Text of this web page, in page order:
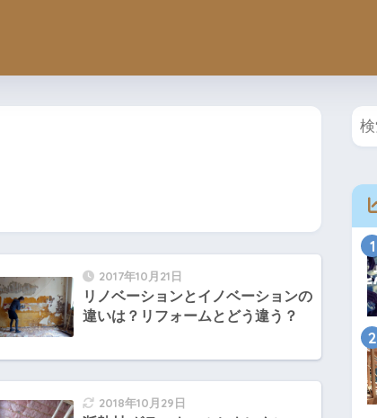
2017年10月21日
リノベーションとイノベーションの
違いは？リフォームとどう違う？
2018年10月29日
1
2